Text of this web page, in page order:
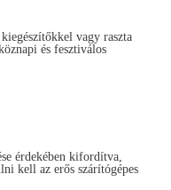
vagy raszta
és fesztiválos
érdekében kifordítva,
kell az erős szárítógépes